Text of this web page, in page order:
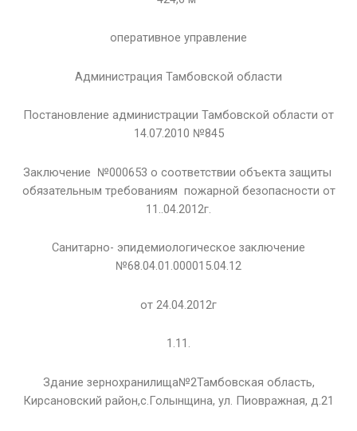
оперативное управление
Администрация Тамбовской области
Постановление администрации Тамбовской области от
14.07.2010 №845
Заключение №000653 о соответствии объекта защиты
обязательным требованиям пожарной безопасности от
11..04.2012г.
Санитарно- эпидемиологическое заключение
№68.04.01.000015.04.12
от 24.04.2012г
1.11.
Здание зернохранилища№2Тамбовская область,
Кирсановский район,с.Голынщина, ул. Пиовражная, д.21